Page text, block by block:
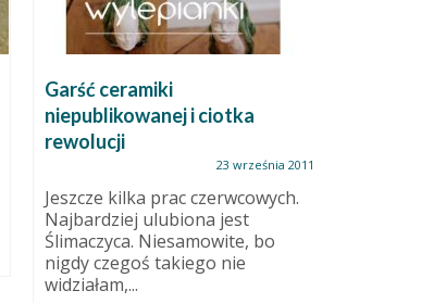
Garść ceramiki
niepublikowanej i ciotka
rewolucji
23 września 2011
Jeszcze kilka prac czerwcowych.
Najbardziej ulubiona jest
Ślimaczyca. Niesamowite, bo
nigdy czegoś takiego nie
widziałam,...